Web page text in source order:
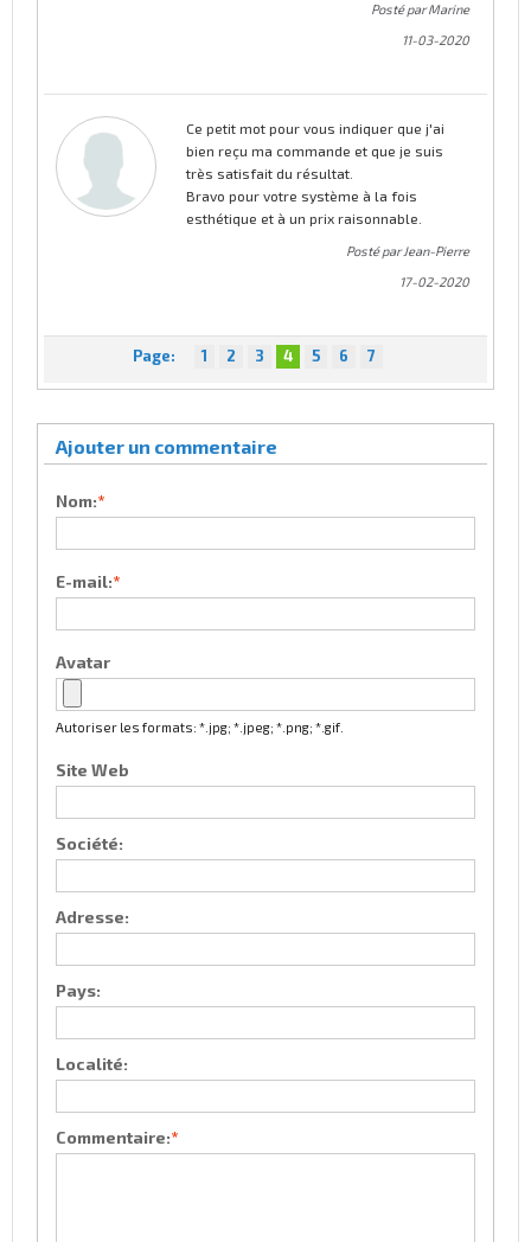
Posté par Marine
11-03-2020
Ce petit mot pour vous indiquer que j'ai
bien reçu ma commande et que je suis
très satisfait du résultat.
Bravo pour votre système à la fois
esthétique et à un prix raisonnable.
Posté par Jean-Pierre
17-02-2020
Page: 1 2 3 4 5 6 7
Ajouter un commentaire
Nom:*
E-mail:*
Avatar
Autoriser les formats: *.jpg; *.jpeg; *.png; *.gif.
Site Web
Société:
Adresse:
Pays:
Localité:
Commentaire:*